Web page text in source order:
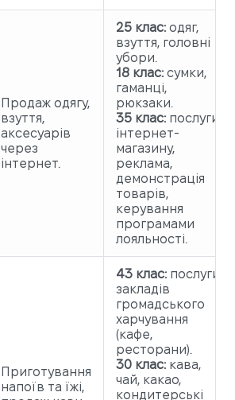
Продаж одягу,
взуття,
аксесуарів
через
інтернет.
25 клас: одяг,
взуття, головні
убори.
18 клас: сумки,
гаманці,
рюкзаки.
35 клас: послуги
інтернет-
магазину,
реклама,
демонстрація
товарів,
керування
програмами
лояльності.
Приготування
напоїв та їжі,
43 клас: послуги
закладів
громадського
харчування
(кафе,
ресторани).
30 клас: кава,
чай, какао,
кондитерські